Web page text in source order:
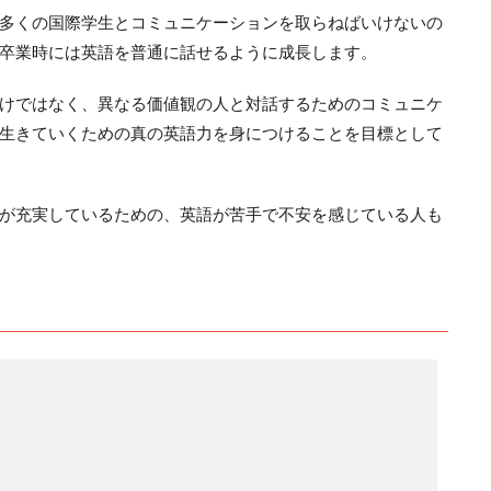
くの国際学生とコミュニケーションを取らねばいけないの
業時には英語を普通に話せるように成長します。
ではなく、異なる価値観の人と対話するためのコミュニケ
きていくための真の英語力を身につけることを目標として
充実しているための、英語が苦手で不安を感じている人も